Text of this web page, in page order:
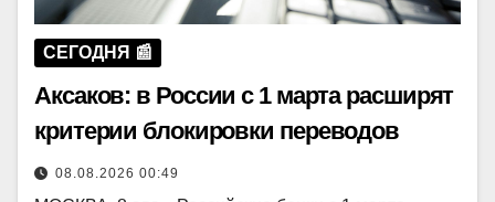
СЕГОДНЯ 📰
Аксаков: в России с 1 марта расширят
критерии блокировки переводов
08.08.2026 00:49